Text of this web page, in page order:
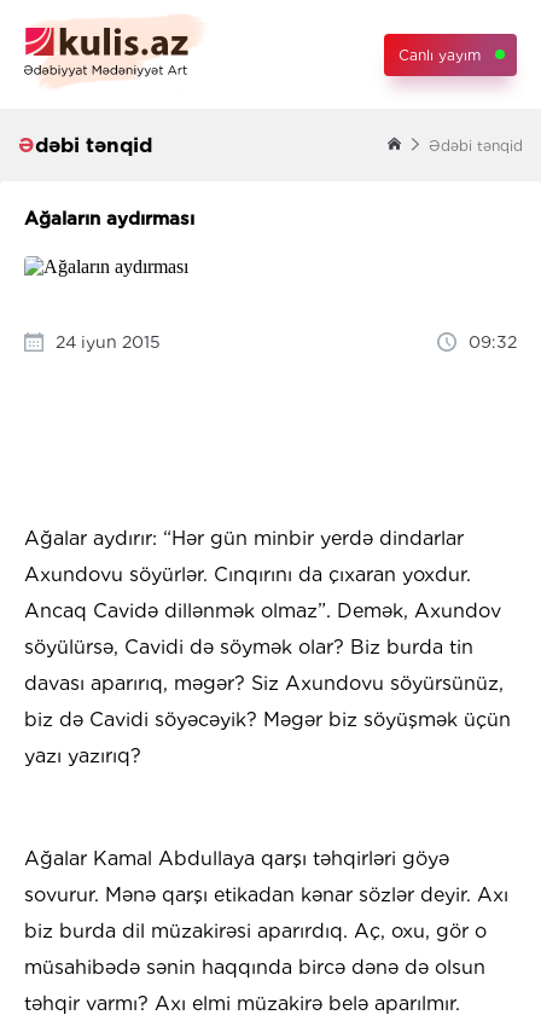
Canlı yayım
Ədəbi tənqid Ədəbi tənqid
Ağaların aydırması
24 iyun 2015 09:32
Ağalar aydırır: “Hər gün minbir yerdə dindarlar
Axundovu söyürlər. Cınqırını da çıxaran yoxdur.
Ancaq Cavidə dillənmək olmaz”. Demək, Axundov
söyülürsə, Cavidi də söymək olar? Biz burda tin
davası aparırıq, məgər? Siz Axundovu söyürsünüz,
biz də Cavidi söyəcəyik? Məgər biz söyüşmək üçün
yazı yazırıq?
Ağalar Kamal Abdullaya qarşı təhqirləri göyə
sovurur. Mənə qarşı etikadan kənar sözlər deyir. Axı
biz burda dil müzakirəsi aparırdıq. Aç, oxu, gör o
müsahibədə sənin haqqında bircə dənə də olsun
təhqir varmı? Axı elmi müzakirə belə aparılmır.